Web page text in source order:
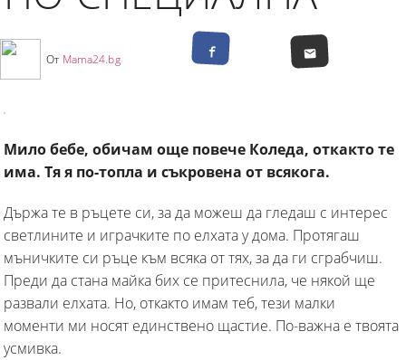
От Mama24.bg
Мило бебе, обичам още повече Коледа, откакто те
има. Тя я по-топла и съкровена от всякога.
Държа те в ръцете си, за да можеш да гледаш с интерес
светлините и играчките по елхата у дома. Протягаш
мъничките си ръце към всяка от тях, за да ги сграбчиш.
Преди да стана майка бих се притеснила, че някой ще
развали елхата. Но, откакто имам теб, тези малки
моменти ми носят единствено щастие. По-важна е твоята
усмивка.